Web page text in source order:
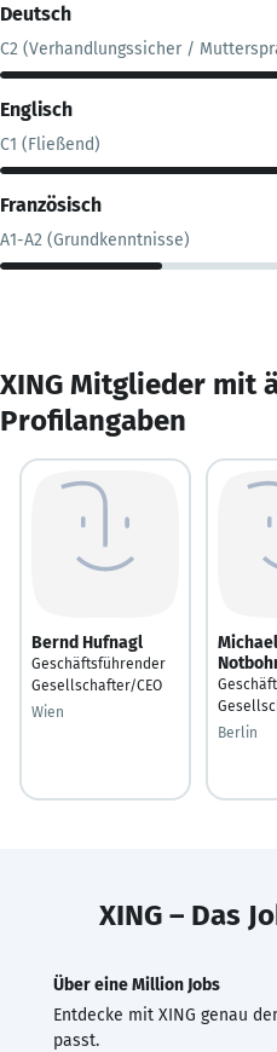
Deutsch
C2 (Verhandlungssicher /
Englisch
C1 (Fließend)
Französisch
A1-A2 (Grundkenntnisse)
XING Mitglieder mit
Profilangaben
Bernd Hufnagl
Geschäftsführender
Gesellschafter/CEO
Wien
Berlin
XING – Das
Über eine Million Jobs
Entdecke mit XING genau
passt.